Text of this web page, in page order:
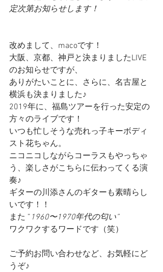
定次第お知らせします！
改めまして、macoです！
大阪、京都、神戸と決まりましたLIVE
のお知らせですが、
ありがたいことに、さらに、名古屋と
横浜も決まりました♪
2019年に、福島ツアーを行った安定の
方々のライブです！
いつも忙しそうな売れっ子キーボディ
スト花ちゃん。
ニコニコしながらコーラスもやっちゃ
う、楽しさがこちらに伝わってくる演
奏♪
ギターの川添さんのギターも素晴らし
いです！！
また ” 1960〜1970年代の匂い”
ワクワクするワードです（笑）
ご予約お問い合わせなど、お気軽にど
うぞ♪